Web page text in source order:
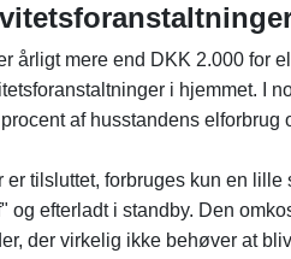
årligt mere end DKK 2.000 for
i hjemmet. I
af husstandens
tilsluttet, forbruges kun en
efterladt i standby. Den
der virkelig ikke behøver at